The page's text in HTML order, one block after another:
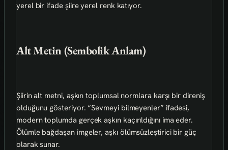
yerel bir ifade şiire yerel renk katıyor.
Alt Metin (Sembolik Anlam)
Şiirin alt metni, aşkın toplumsal normlara karşı bir direniş
olduğunu gösteriyor. “Sevmeyi bilmeyenler” ifadesi,
modern toplumda gerçek aşkın kaçırıldığını ima eder.
Ölümle bağdaşan imgeler, aşkı ölümsüzleştirici bir güç
olarak sunar.